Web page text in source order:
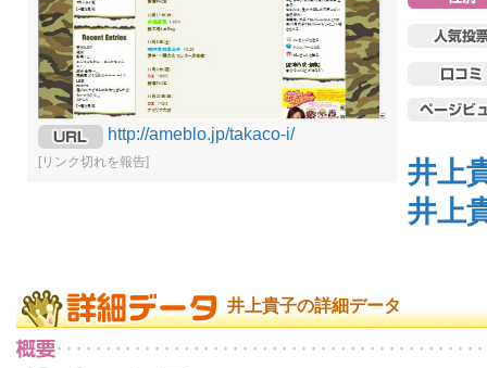
http://ameblo.jp/takaco-i/
[リンク切れを報告]
井上
井上
井上貴子の詳細データ